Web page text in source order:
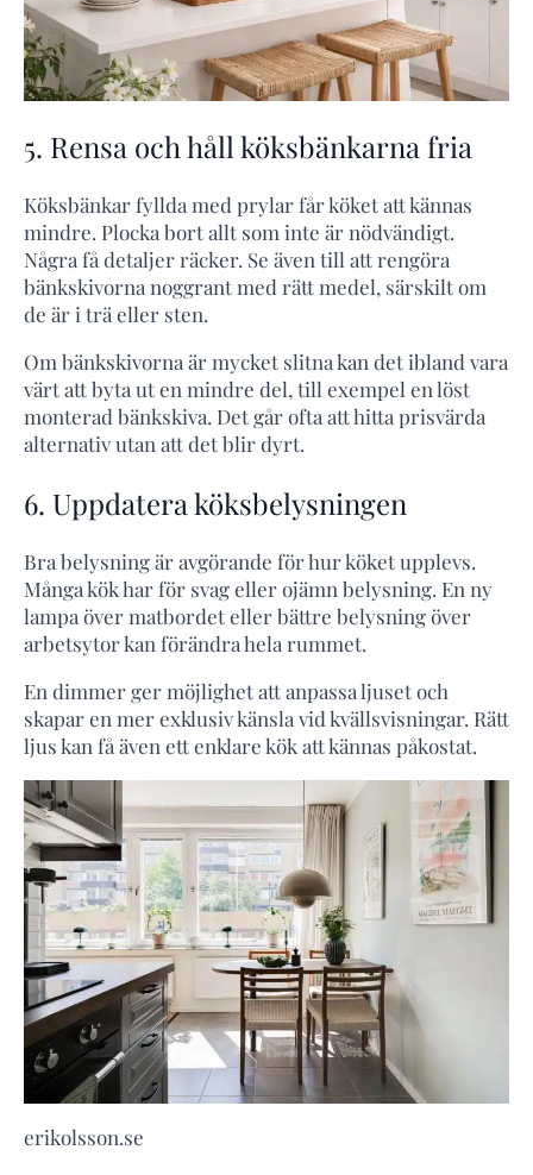
5. Rensa och håll köksbänkarna fria
Köksbänkar fyllda med prylar får köket att kännas
mindre. Plocka bort allt som inte är nödvändigt.
Några få detaljer räcker. Se även till att rengöra
bänkskivorna noggrant med rätt medel, särskilt om
de är i trä eller sten.
Om bänkskivorna är mycket slitna kan det ibland vara
värt att byta ut en mindre del, till exempel en löst
monterad bänkskiva. Det går ofta att hitta prisvärda
alternativ utan att det blir dyrt.
6. Uppdatera köksbelysningen
Bra belysning är avgörande för hur köket upplevs.
Många kök har för svag eller ojämn belysning. En ny
lampa över matbordet eller bättre belysning över
arbetsytor kan förändra hela rummet.
En dimmer ger möjlighet att anpassa ljuset och
skapar en mer exklusiv känsla vid kvällsvisningar. Rätt
ljus kan få även ett enklare kök att kännas påkostat.
erikolsson.se